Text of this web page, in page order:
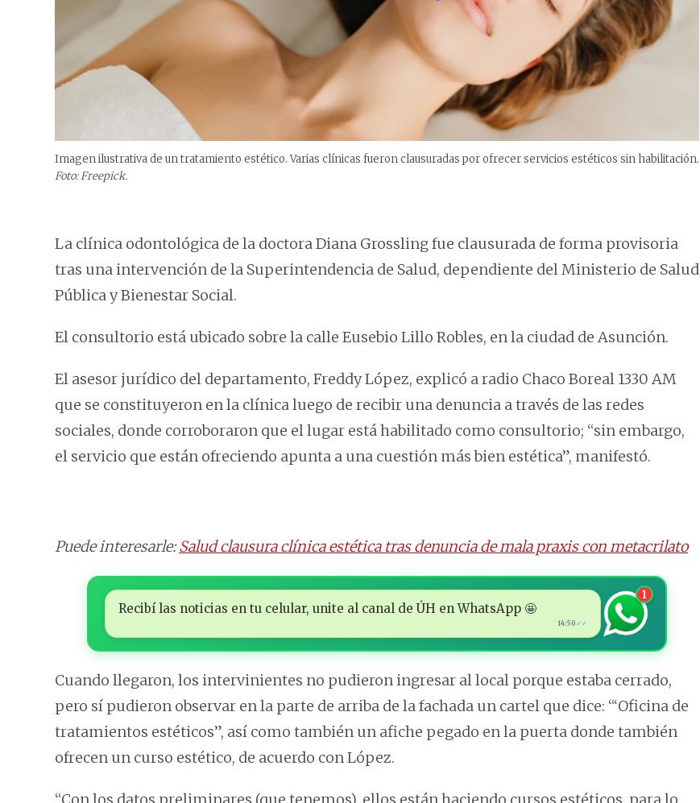
Imagen ilustrativa de un tratamiento estético. Varias clínicas fueron clausuradas por ofrecer servicios estéticos sin habilitación.
Foto: Freepick.
La clínica odontológica de la doctora Diana Grossling fue clausurada de forma provisoria
tras una intervención de la Superintendencia de Salud, dependiente del Ministerio de Salud
Pública y Bienestar Social.
El consultorio está ubicado sobre la calle Eusebio Lillo Robles, en la ciudad de Asunción.
El asesor jurídico del departamento, Freddy López, explicó a radio Chaco Boreal 1330 AM
que se constituyeron en la clínica luego de recibir una denuncia a través de las redes
sociales, donde corroboraron que el lugar está habilitado como consultorio; “sin embargo,
el servicio que están ofreciendo apunta a una cuestión más bien estética”, manifestó.
Puede interesarle:Salud clausura clínica estética tras denuncia de mala praxis con metacrilato
Recibí las noticias en tu celular, unite al canal de ÚH en WhatsApp 🤩
14:50 ✓✓
1
Cuando llegaron, los intervinientes no pudieron ingresar al local porque estaba cerrado,
pero sí pudieron observar en la parte de arriba de la fachada un cartel que dice: “‘Oficina de
tratamientos estéticos”, así como también un afiche pegado en la puerta donde también
ofrecen un curso estético, de acuerdo con López.